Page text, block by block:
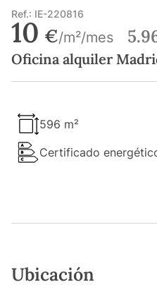
Ref.: IE-220816
10 €/m²/mes
Oficina alquiler
596 m²
Certificado
Ubicación